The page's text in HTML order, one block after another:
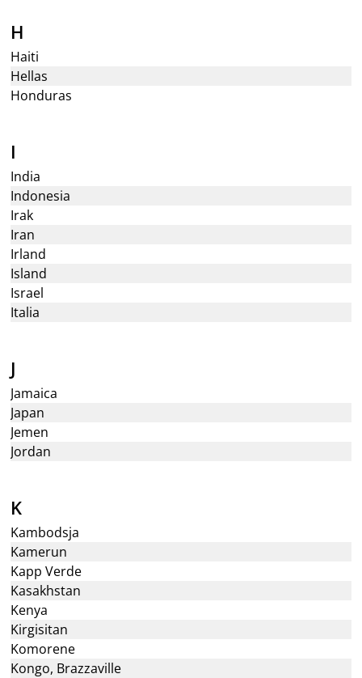
H
Haiti
Hellas
Honduras
I
India
Indonesia
Irak
Iran
Irland
Island
Israel
Italia
J
Jamaica
Japan
Jemen
Jordan
K
Kambodsja
Kamerun
Kapp Verde
Kasakhstan
Kenya
Kirgisitan
Komorene
Kongo, Brazzaville